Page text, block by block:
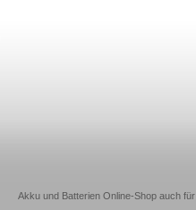
Akku und Batterien Online-Shop auch